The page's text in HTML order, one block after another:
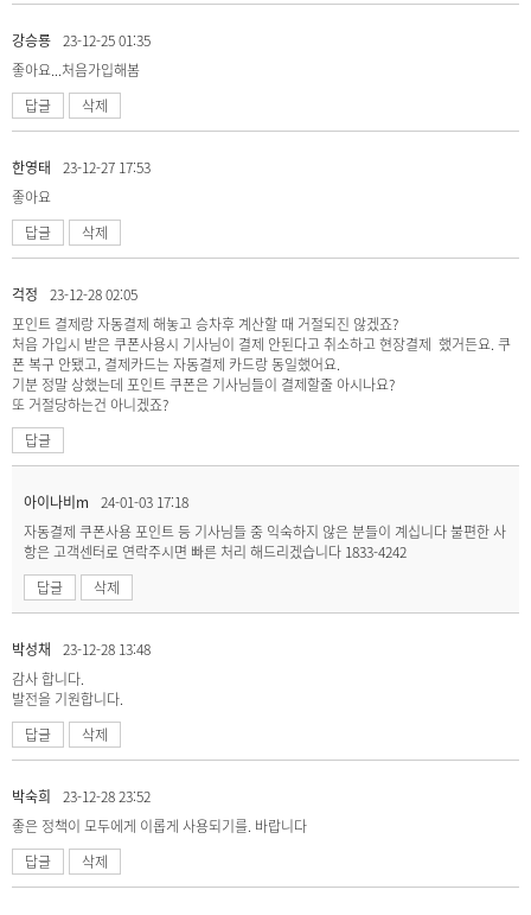
강승룡 23-12-25 01:35
좋아요...처음가입해봄
답글
삭제
한영태
23-12-27 17:53
좋아요
답글
삭제
걱정
23-12-28 02:05
포인트 결제랑 자동결제 해놓고 승차후 계산할 때 거절되진 않겠죠?
처음 가입시 받은 쿠폰사용시 기사님이 결제 안된다고 취소하고 현장결제 했거든요. 쿠
폰 복구 안됐고, 결제카드는 자동결제 카드랑 동일했어요.
기분 정말 상했는데 포인트 쿠폰은 기사님들이 결제할줄 아시나요?
또 거절당하는건 아니겠죠?
답글
아이나비m
24-01-03 17:18
자동결제 쿠폰사용 포인트 등 기사님들 중 익숙하지 않은 분들이 계십니다 불편한 사
항은 고객센터로 연락주시면 빠른 처리 해드리겠습니다 1833-4242
답글
삭제
박성채
23-12-28 13:48
감사 합니다.
발전을 기원합니다.
답글
삭제
박숙희
23-12-28 23:52
좋은 정책이 모두에게 이롭게 사용되기를. 바랍니다
답글
삭제